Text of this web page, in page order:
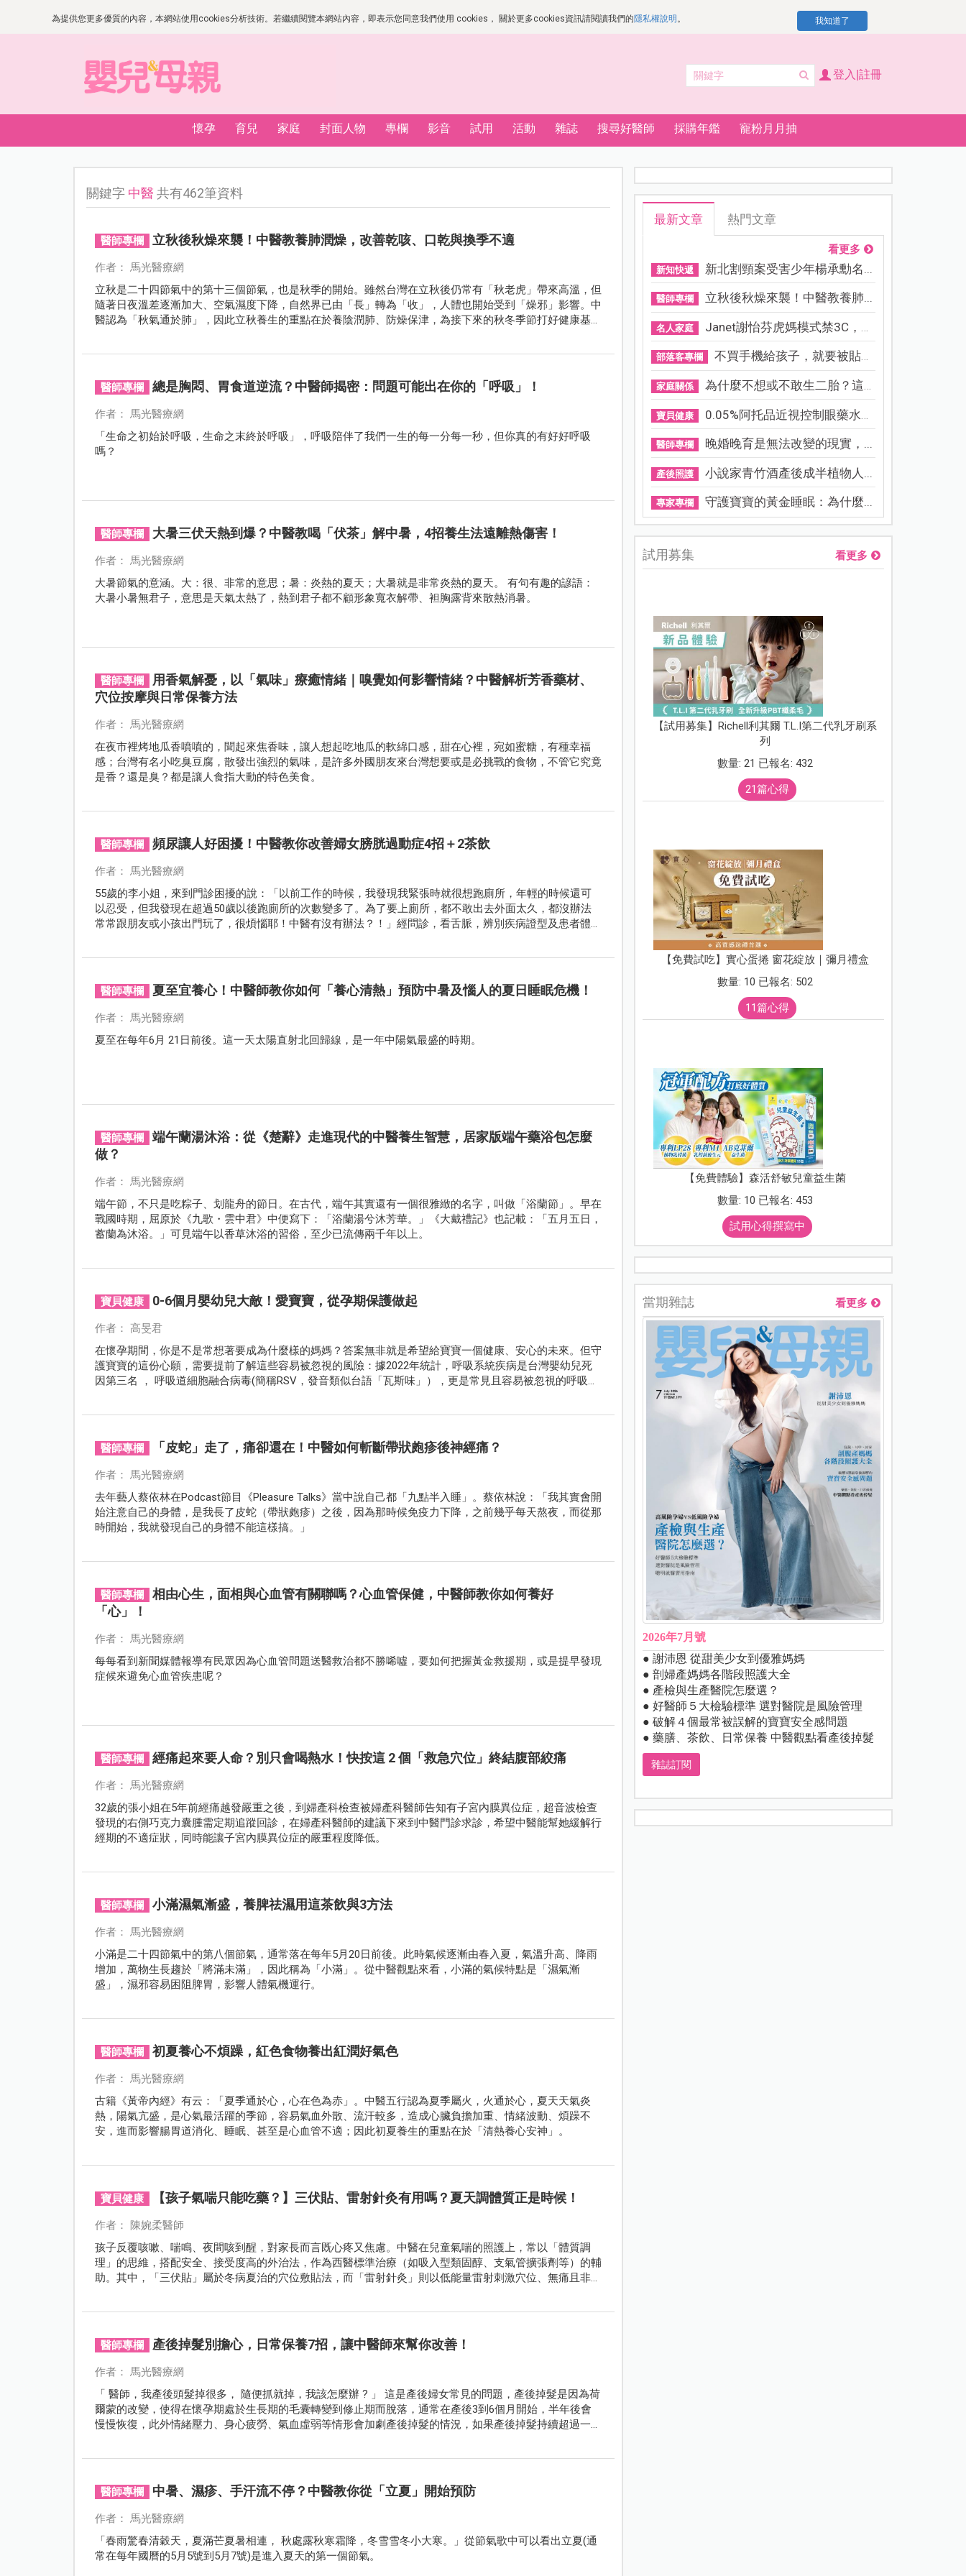
為提供您更多優質的內容，本網站使用cookies分析技術。若繼續閱覽本網站內容，即表示您同意我們使用 cookies， 關於更多cookies資訊請閱讀我們的隱私權說明 。 我知道了
登入|註冊
懷孕 育兒 家庭 封面人物 專欄 影音 試用 活動 雜誌 搜尋好醫師 採購年鑑 寵粉月月抽
關鍵字 中醫 共有462筆資料
醫師專欄 立秋後秋燥來襲！中醫教養肺潤燥，改善乾咳、口乾與換季不適
作者： 馬光醫療網
立秋是二十四節氣中的第十三個節氣，也是秋季的開始。雖然台灣在立秋後仍常有「秋老虎」帶來高溫，但
隨著日夜溫差逐漸加大、空氣濕度下降，自然界已由「長」轉為「收」，人體也開始受到「燥邪」影響。中
醫認為「秋氣通於肺」，因此立秋養生的重點在於養陰潤肺、防燥保津，為接下來的秋冬季節打好健康基
醫師專欄 總是胸悶、胃食道逆流？中醫師揭密：問題可能出在你的「呼吸」！
作者： 馬光醫療網
「生命之初始於呼吸，生命之末終於呼吸」，呼吸陪伴了我們一生的每一分每一秒，但你真的有好好呼吸
嗎？
醫師專欄 大暑三伏天熱到爆？中醫教喝「伏茶」解中暑，4招養生法遠離熱傷害！
作者： 馬光醫療網
大暑節氣的意涵。大：很、非常的意思；暑：炎熱的夏天；大暑就是非常炎熱的夏天。 有句有趣的諺語：
大暑小暑無君子，意思是天氣太熱了，熱到君子都不顧形象寬衣解帶、袒胸露背來散熱消暑。
醫師專欄
用香氣解憂，以「氣味」療癒情緒｜嗅覺如何影響情緒？中醫解析芳香藥材、
穴位按摩與日常保養方法
作者： 馬光醫療網
在夜市裡烤地瓜香噴噴的，聞起來焦香味，讓人想起吃地瓜的軟綿口感，甜在心裡，宛如蜜糖，有種幸福
感；台灣有名小吃臭豆腐，散發出強烈的氣味，是許多外國朋友來台灣想要或是必挑戰的食物，不管它究竟
是香？還是臭？都是讓人食指大動的特色美食。
醫師專欄 頻尿讓人好困擾！中醫教你改善婦女膀胱過動症4招＋2茶飲
作者： 馬光醫療網
55歲的李小姐，來到門診困擾的說：「以前工作的時候，我發現我緊張時就很想跑廁所，年輕的時候還可
以忍受，但我發現在超過50歲以後跑廁所的次數變多了。為了要上廁所，都不敢出去外面太久，都沒辦法
常常跟朋友或小孩出門玩了，很煩惱耶！中醫有沒有辦法？！」經問診，看舌脈，辨別疾病證型及患者體質
醫師專欄 夏至宜養心！中醫師教你如何「養心清熱」預防中暑及惱人的夏日睡眠危機！
作者： 馬光醫療網
夏至在每年6月 21日前後。這一天太陽直射北回歸線，是一年中陽氣最盛的時期。
醫師專欄
端午蘭湯沐浴：從《楚辭》走進現代的中醫養生智慧，居家版端午藥浴包怎麼
做？
作者： 馬光醫療網
端午節，不只是吃粽子、划龍舟的節日。在古代，端午其實還有一個很雅緻的名字，叫做「浴蘭節」。早在
戰國時期，屈原於《九歌・雲中君》中便寫下：「浴蘭湯兮沐芳華。」《大戴禮記》也記載：「五月五日，
蓄蘭為沐浴。」可見端午以香草沐浴的習俗，至少已流傳兩千年以上。
寶貝健康 0-6個月嬰幼兒大敵！愛寶寶，從孕期保護做起
作者： 高旻君
在懷孕期間，你是不是常想著要成為什麼樣的媽媽？答案無非就是希望給寶寶一個健康、安心的未來。但守
護寶寶的這份心願，需要提前了解這些容易被忽視的風險：據2022年統計，呼吸系統疾病是台灣嬰幼兒死
因第三名 ， 呼吸道細胞融合病毒(簡稱RSV，發音類似台語「瓦斯味」），更是常見且容易被忽視的呼吸道
醫師專欄 「皮蛇」走了，痛卻還在！中醫如何斬斷帶狀皰疹後神經痛？
作者： 馬光醫療網
去年藝人蔡依林在Podcast節目《Pleasure Talks》當中說自己都「九點半入睡」。蔡依林說：「我其實會開
始注意自己的身體，是我長了皮蛇（帶狀皰疹）之後，因為那時候免疫力下降，之前幾乎每天熬夜，而從那
時開始，我就發現自己的身體不能這樣搞。」
醫師專欄
相由心生，面相與心血管有關聯嗎？心血管保健，中醫師教你如何養好
「心」！
作者： 馬光醫療網
每每看到新聞媒體報導有民眾因為心血管問題送醫救治都不勝唏噓，要如何把握黃金救援期，或是提早發現
症候來避免心血管疾患呢？
醫師專欄 經痛起來要人命？別只會喝熱水！快按這 2 個「救急穴位」終結腹部絞痛
作者： 馬光醫療網
32歲的張小姐在5年前經痛越發嚴重之後，到婦產科檢查被婦產科醫師告知有子宮內膜異位症，超音波檢查
發現的右側巧克力囊腫需定期追蹤回診，在婦產科醫師的建議下來到中醫門診求診，希望中醫能幫她緩解行
經期的不適症狀，同時能讓子宮內膜異位症的嚴重程度降低。
醫師專欄 小滿濕氣漸盛，養脾祛濕用這茶飲與3方法
作者： 馬光醫療網
小滿是二十四節氣中的第八個節氣，通常落在每年5月20日前後。此時氣候逐漸由春入夏，氣溫升高、降雨
增加，萬物生長趨於「將滿未滿」，因此稱為「小滿」。從中醫觀點來看，小滿的氣候特點是「濕氣漸
盛」，濕邪容易困阻脾胃，影響人體氣機運行。
醫師專欄 初夏養心不煩躁，紅色食物養出紅潤好氣色
作者： 馬光醫療網
古籍《黃帝內經》有云：「夏季通於心，心在色為赤」。中醫五行認為夏季屬火，火通於心，夏天天氣炎
熱，陽氣亢盛，是心氣最活躍的季節，容易氣血外散、流汗較多，造成心臟負擔加重、情緒波動、煩躁不
安，進而影響腸胃道消化、睡眠、甚至是心血管不適；因此初夏養生的重點在於「清熱養心安神」。
寶貝健康 【孩子氣喘只能吃藥？】三伏貼、雷射針灸有用嗎？夏天調體質正是時候！
作者： 陳婉柔醫師
孩子反覆咳嗽、喘鳴、夜間咳到醒，對家長而言既心疼又焦慮。中醫在兒童氣喘的照護上，常以「體質調
理」的思維，搭配安全、接受度高的外治法，作為西醫標準治療（如吸入型類固醇、支氣管擴張劑等）的輔
助。其中，「三伏貼」屬於冬病夏治的穴位敷貼法，而「雷射針灸」則以低能量雷射刺激穴位、無痛且非侵
醫師專欄 產後掉髮別擔心，日常保養7招，讓中醫師來幫你改善！
作者： 馬光醫療網
「 醫師，我產後頭髮掉很多， 隨便抓就掉，我該怎麼辦 ? 」 這是產後婦女常見的問題，產後掉髮是因為荷
爾蒙的改變，使得在懷孕期處於生長期的毛囊轉變到修止期而脫落，通常在產後3到6個月開始，半年後會
慢慢恢復，此外情緒壓力、身心疲勞、氣血虛弱等情形會加劇產後掉髮的情況，如果產後掉髮持續超過一年
醫師專欄 中暑、濕疹、手汗流不停？中醫教你從「立夏」開始預防
作者： 馬光醫療網
「春雨驚春清穀天，夏滿芒夏暑相連， 秋處露秋寒霜降，冬雪雪冬小大寒。」從節氣歌中可以看出立夏(通
常在每年國曆的5月5號到5月7號)是進入夏天的第一個節氣。
最新文章 熱門文章
看更多
新知快遞 新北割頸案受害少年楊承勳名...
醫師專欄 立秋後秋燥來襲！中醫教養肺...
名人家庭 Janet謝怡芬虎媽模式禁3C，看...
部落客專欄 不買手機給孩子，就要被貼「...
家庭關係 為什麼不想或不敢生二胎？這8...
寶貝健康 0.05%阿托品近視控制眼藥水納...
醫師專欄 晚婚晚育是無法改變的現實，...
產後照護 小說家青竹酒產後成半植物人...
專家專欄 守護寶寶的黃金睡眠：為什麼...
試用募集 看更多
【試用募集】Richell利其爾 T.L.I第二代乳牙刷系
列
數量: 21 已報名: 432
21篇心得
【免費試吃】實心蛋捲 窗花綻放｜彌月禮盒
數量: 10 已報名: 502
11篇心得
【免費體驗】森活舒敏兒童益生菌
數量: 10 已報名: 453
試用心得撰寫中
當期雜誌 看更多
2026年7月號
● 謝沛恩 從甜美少女到優雅媽媽
● 剖婦產媽媽各階段照護大全
● 產檢與生產醫院怎麼選？
● 好醫師５大檢驗標準 選對醫院是風險管理
● 破解４個最常被誤解的寶寶安全感問題
● 藥膳、茶飲、日常保養 中醫觀點看產後掉髮
雜誌訂閱